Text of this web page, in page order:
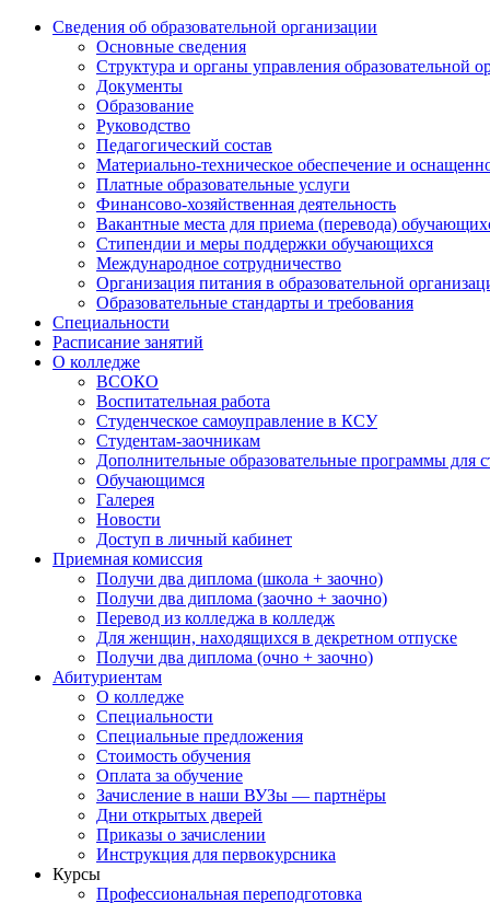
Сведения об образовательной организации
Основные сведения
Структура и органы управления образовательной
Документы
Образование
Руководство
Педагогический состав
Материально-техническое обеспечение и
Платные образовательные услуги
Финансово-хозяйственная деятельность
Вакантные места для приема (перевода)
Стипендии и меры поддержки обучающихся
Международное сотрудничество
Организация питания в образовательной
Образовательные стандарты и требования
Специальности
Расписание занятий
О колледже
ВСОКО
Воспитательная работа
Студенческое самоуправление в КСУ
Студентам-заочникам
Дополнительные образовательные программы для
Обучающимся
Галерея
Новости
Доступ в личный кабинет
Приемная комиссия
Получи два диплома (школа + заочно)
Получи два диплома (заочно + заочно)
Перевод из колледжа в колледж
Для женщин, находящихся в декретном отпуске
Получи два диплома (очно + заочно)
Абитуриентам
О колледже
Специальности
Специальные предложения
Стоимость обучения
Оплата за обучение
Зачисление в наши ВУЗы — партнёры
Дни открытых дверей
Приказы о зачислении
Инструкция для первокурсника
Курсы
Профессиональная переподготовка